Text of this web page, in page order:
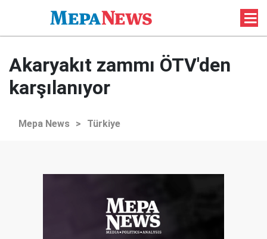
Akaryakıt zammı ÖTV'den
karşılanıyor
Mepa News > Türkiye